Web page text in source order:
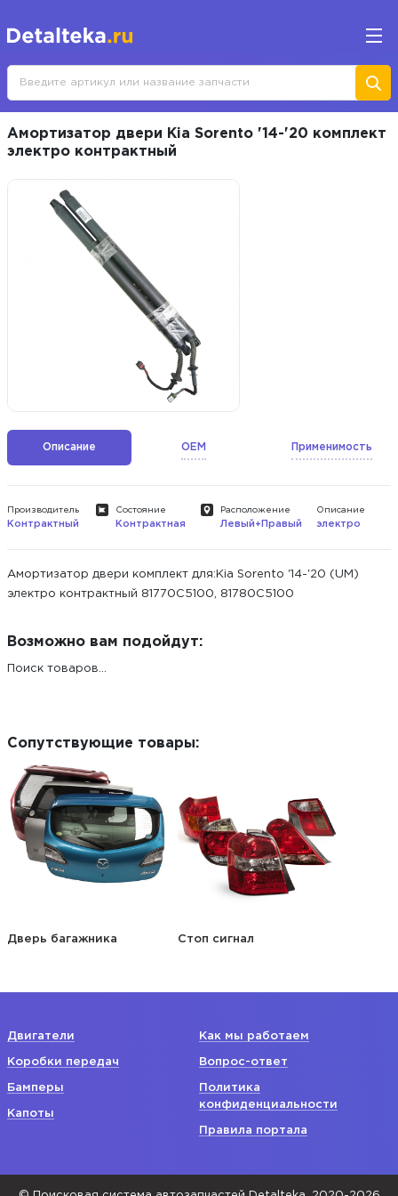
Амортизатор двери Kia Sorento '14-'20 комплект
электро контрактный
Описание OEM Применимость
Производитель
Контрактный
Состояние
Контрактная
Расположение
Левый+Правый
Описание
электро
Амортизатор двери комплект для:Kia Sorento '14-'20 (UM)
электро контрактный 81770C5100, 81780C5100
Возможно вам подойдут:
Поиск товаров...
Сопутствующие товары:
Дверь багажника Стоп сигнал
Двигатели
Коробки передач
Бамперы
Капоты
Как мы работаем
Вопрос-ответ
Политика
конфиденциальности
Правила портала